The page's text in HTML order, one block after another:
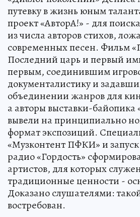
путевку в жизнь юным
проект «АвторА!» - для
из числа авторов стихов,
современных песен. Фильм
Последний царь и первый
первым, соединившим
документалистику и
объединении жанров для
а авторы выставки-байопика
вывели на принципиально
формат экспозиций.
«Музконтент ПФКИ» и
радио «Гордость»
артистов, для которых
традиционные ценности -
Доказано слушателями:
востребован.